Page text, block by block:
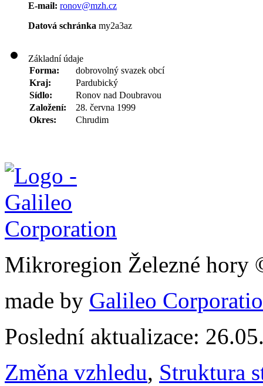
E-mail: ronov@mzh.cz
Datová schránka my2a3az
Základní údaje
Forma:
dobrovolný svazek obcí
Kraj:
Pardubický
Sídlo:
Ronov nad Doubravou
Založení:
28. června 1999
Okres:
Chrudim
Mikroregion Železné hory
made by Galileo
Poslední aktualizace:
Změna vzhledu, Struktura